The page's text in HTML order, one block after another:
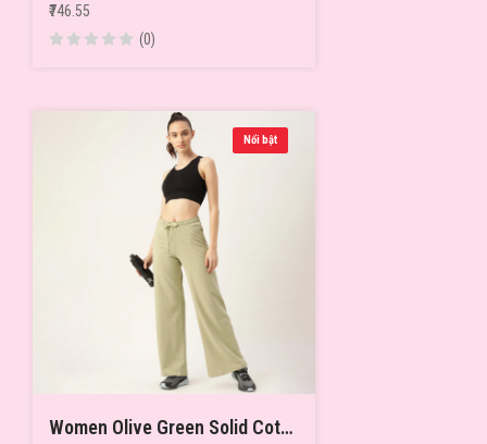
₹746.55
(0)
Nổi bật
Women Olive Green Solid Cotton Wide Leg Track Pants